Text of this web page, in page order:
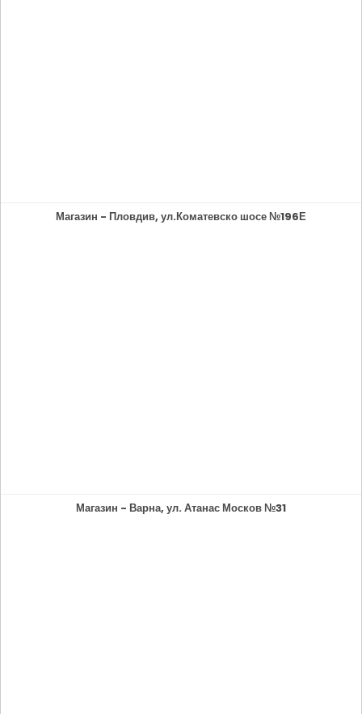
Магазин - Пловдив, ул.Коматевско шосе №196Е
Магазин - Варна, ул. Атанас Москов №31